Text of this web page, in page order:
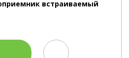
встраиваемый